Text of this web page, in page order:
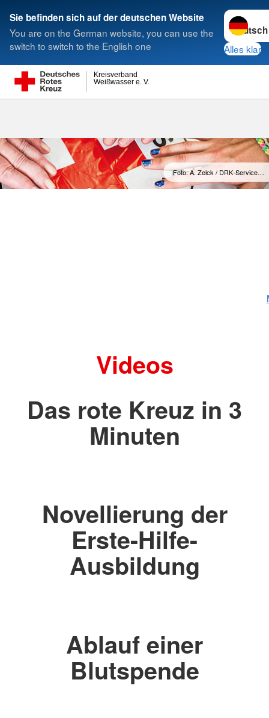
Sie befinden sich auf der deutschen Website
You are on the German website, you can use the
switch to switch to the English one
Sprache
Alles klar
Weißwasser e. V.
Kreisverband
Suche
Foto: A. Zelck / DRK-Service…
Videos
Das rote Kreuz in 3
Minuten
Novellierung der
Erste-Hilfe-
Ausbildung
Ablauf einer
Blutspende